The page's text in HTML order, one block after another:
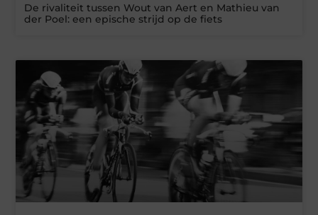
De rivaliteit tussen Wout van Aert en Mathieu van
der Poel: een epische strijd op de fiets